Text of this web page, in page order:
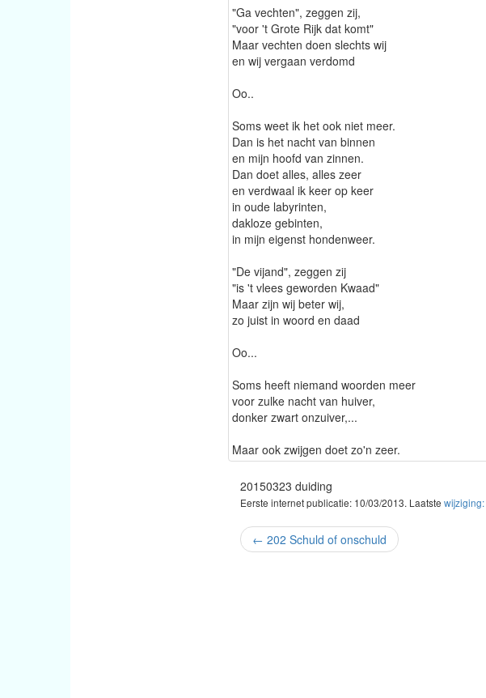
"Ga vechten", zeggen zij,
"voor 't Grote Rijk dat komt"
Maar vechten doen slechts wij
en wij vergaan verdomd
Oo..
Soms weet ik het ook niet meer.
Dan is het nacht van binnen
en mijn hoofd van zinnen.
Dan doet alles, alles zeer
en verdwaal ik keer op keer
in oude labyrinten,
dakloze gebinten,
in mijn eigenst hondenweer.
"De vijand", zeggen zij
"is 't vlees geworden Kwaad"
Maar zijn wij beter wij,
zo juist in woord en daad
Oo...
Soms heeft niemand woorden meer
voor zulke nacht van huiver,
donker zwart onzuiver,...
Maar ook zwijgen doet zo'n zeer.
20150323 duiding
Eerste internet publicatie: 10/03/2013. Laatste wijziging:
← 202 Schuld of onschuld